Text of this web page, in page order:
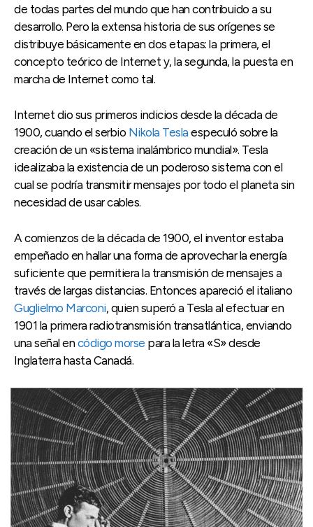
de todas partes del mundo que han contribuido a su
desarrollo. Pero la extensa historia de sus orígenes se
distribuye básicamente en dos etapas: la primera, el
concepto teórico de Internet y, la segunda, la puesta en
marcha de Internet como tal.
Internet dio sus primeros indicios desde la década de
1900, cuando el serbio Nikola Tesla especuló sobre la
creación de un «sistema inalámbrico mundial». Tesla
idealizaba la existencia de un poderoso sistema con el
cual se podría transmitir mensajes por todo el planeta sin
necesidad de usar cables.
A comienzos de la década de 1900, el inventor estaba
empeñado en hallar una forma de aprovechar la energía
suficiente que permitiera la transmisión de mensajes a
través de largas distancias. Entonces apareció el italiano
Guglielmo Marconi, quien superó a Tesla al efectuar en
1901 la primera radiotransmisión transatlántica, enviando
una señal encódigo morse para la letra «S» desde
Inglaterra hasta Canadá.